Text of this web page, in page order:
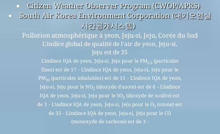
Citizen Weather Observer Program (CWOP/APRS)
South Air Korea Environment Corporation (대기오염실
시간공개시스템)
Pollution atmosphérique à yeon, Jeju-si, Jeju, Corée du Sud
L'indice global de qualité de l'air de yeon, Jeju-si,
Jeju est de 35
L'indince IQA de yeon, Jeju-si, Jeju pour le PM2.5(particules
fines) est de 17 - L'indince IQA de yeon, Jeju-si, Jeju pour le
PM10(particules inhalables) est de 11 - L'indince IQA de yeon,
Jeju-si, Jeju pour le NO2(dioxyde d'azote) est de 6 - L'indince
IQA de yeon, Jeju-si, Jeju pour le SO2 (dioxyde de soufre) est
de 3 - L'indince IQA de yeon, Jeju-si, Jeju pour le O3 (ozone) est
de 35 - L'indince IQA de yeon, Jeju-si, Jeju pour le CO
(monoxyde de carbone) est de 3 -